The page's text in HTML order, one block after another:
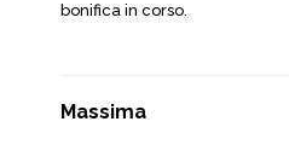
bonifica in corso.
Massima